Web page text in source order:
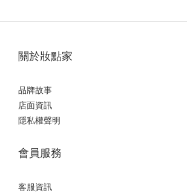
關於妝點家
品牌故事
店面資訊
隱私權聲明
會員服務
客服資訊